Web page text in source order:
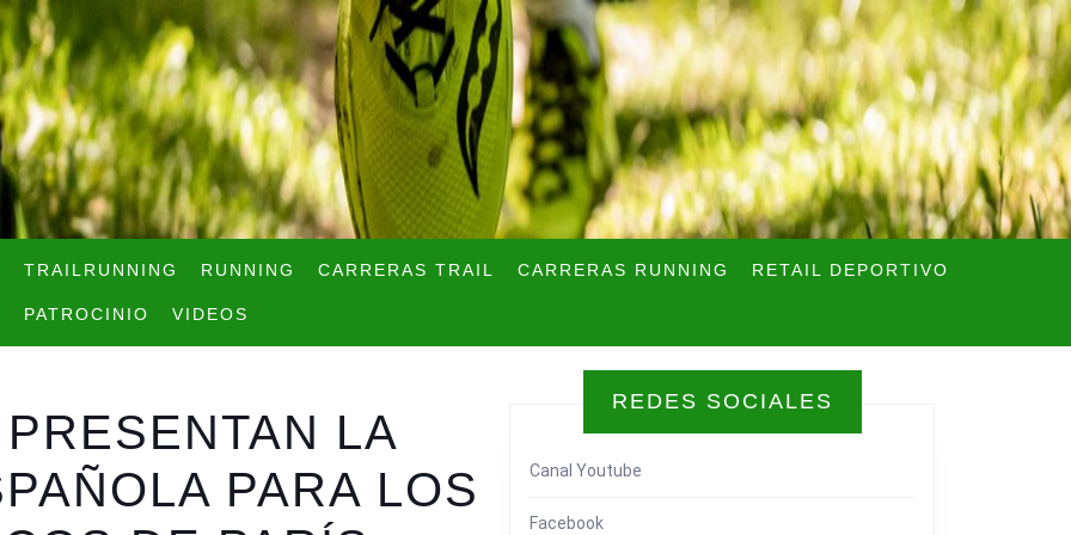
TRAILRUNNING RUNNING CARRERAS TRAIL CARRERAS RUNNING RETAIL DEPORTIVO
PATROCINIO VIDEOS
LA
PARA LOS
REDES SOCIALES
Canal Youtube
Facebook